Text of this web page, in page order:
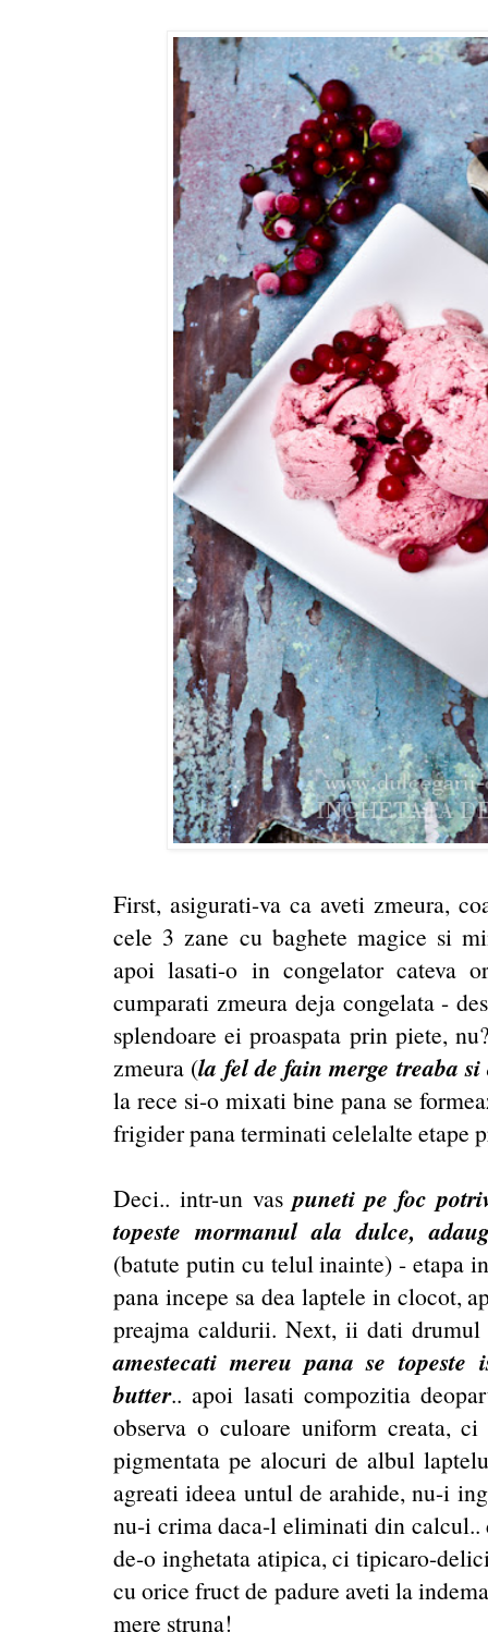
First, asigurati-va ca aveti zmeura,
cele 3 zane cu baghete magice si
apoi lasati-o in congelator cateva
cumparati zmeura deja congelata -
splendoare ei proaspata prin piete,
zmeura (la fel de fain merge treaba
la rece si-o mixati bine pana se
frigider pana terminati celelalte etape
Deci.. intr-un vaspuneti pe foc
topeste mormanul ala dulce,
(batute putin cu telul inainte) - etapa
pana incepe sa dea laptele in clocot,
preajma caldurii. Next, ii dati drumul
amestecati mereu pana se topeste
butter.. apoi lasati compozitia
observa o culoare uniform creata,
pigmentata pe alocuri de albul
agreati ideea untul de arahide, nu-i
nu-i crima daca-l eliminati din
de-o inghetata atipica, ci tipicaro-
cu orice fruct de padure aveti la
mere struna!